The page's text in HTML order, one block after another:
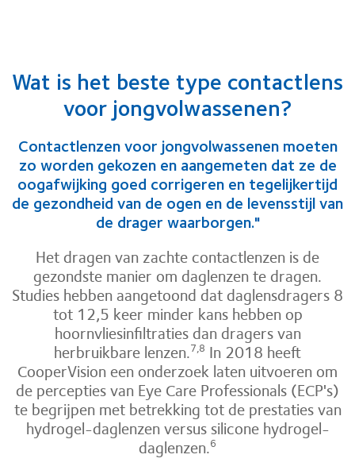
Wat is het beste type contactlens
voor jongvolwassenen?
Contactlenzen voor jongvolwassenen moeten
zo worden gekozen en aangemeten dat ze de
oogafwijking goed corrigeren en tegelijkertijd
de gezondheid van de ogen en de levensstijl van
de drager waarborgen."
Het dragen van zachte contactlenzen is de
gezondste manier om daglenzen te dragen.
Studies hebben aangetoond dat daglensdragers 8
tot 12,5 keer minder kans hebben op
hoornvliesinfiltraties dan dragers van
herbruikbare lenzen.7,8 In 2018 heeft
CooperVision een onderzoek laten uitvoeren om
de percepties van Eye Care Professionals (ECP's)
te begrijpen met betrekking tot de prestaties van
hydrogel-daglenzen versus silicone hydrogel-
daglenzen.6